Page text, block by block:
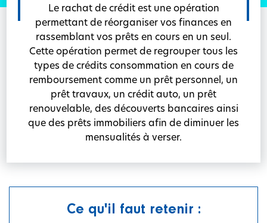
Le rachat de crédit est une opération
permettant de réorganiser vos finances en
rassemblant vos prêts en cours en un seul.
Cette opération permet de regrouper tous les
types de crédits consommation en cours de
remboursement comme un prêt personnel, un
prêt travaux, un crédit auto, un prêt
renouvelable, des découverts bancaires ainsi
que des prêts immobiliers afin de diminuer les
mensualités à verser.
Ce qu'il faut retenir :